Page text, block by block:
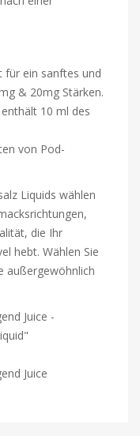
für ein sanftes und
& 20mg Stärken.
10 ml des
von Pod-
Liquids wählen
die Ihr
hebt. Wählen Sie
außergewöhnlich
Juice -
Juice